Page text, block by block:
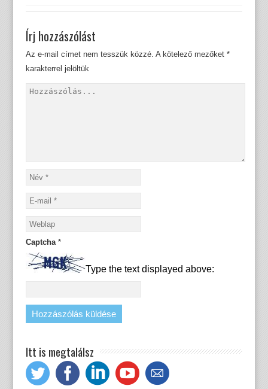
Írj hozzászólást
Az e-mail címet nem tesszük közzé. A kötelező mezőket *
karakterrel jelöltük
Captcha *
Type the text displayed above:
Itt is megtalálsz